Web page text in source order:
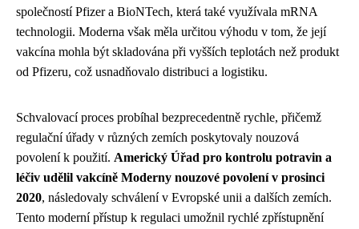
společností Pfizer a BioNTech, která také využívala mRNA
technologii. Moderna však měla určitou výhodu v tom, že její
vakcína mohla být skladována při vyšších teplotách než produkt
od Pfizeru, což usnadňovalo distribuci a logistiku.
Schvalovací proces probíhal bezprecedentně rychle, přičemž
regulační úřady v různých zemích poskytovaly nouzová
povolení k použití. Americký Úřad pro kontrolu potravin a
léčiv udělil vakcíně Moderny nouzové povolení v prosinci
2020, následovaly schválení v Evropské unii a dalších zemích.
Tento moderní přístup k regulaci umožnil rychlé zpřístupnění